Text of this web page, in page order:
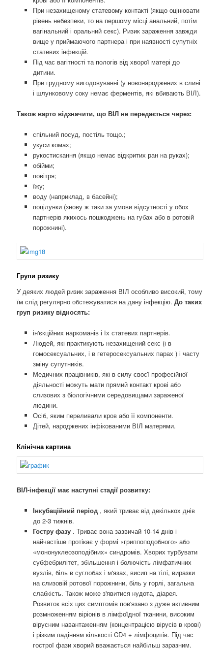
При незахищеному статевому контакті (якщо оцінювати
рівень небезпеки, то на першому місці анальний, потім
вагінальний і оральний секс). Ризик зараження завжди
вище у приймаючого партнера і при наявності супутніх
статевих інфекцій.
Під час вагітності та пологів від хворої матері до
дитини.
При грудному вигодовуванні (у новонароджених в слині
і шлунковому соку немає ферментів, які вбивають ВІЛ).
Також варто відзначити, що ВІЛ не передається через:
спільний посуд, постіль тощо.;
укуси комах;
рукостискання (якщо немає відкритих ран на руках);
обійми;
повітря;
їжу;
воду (наприклад, в басейні);
поцілунки (знову ж таки за умови відсутності у обох
партнерів якихось пошкоджень на губах або в ротовій
порожнині).
Групи ризику
У деяких людей ризик зараження ВІЛ особливо високий, тому
їм слід регулярно обстежуватися на дану інфекцію.До таких
груп ризику відносять:
ін'єкційних наркоманів і їх статевих партнерів.
Людей, які практикують незахищений секс (і в
гомосексуальних, і в гетеросексуальних парах ) і часту
зміну супутників.
Медичних працівників, які в силу своєї професійної
діяльності можуть мати прямий контакт крові або
слизових з біологічними середовищами зараженої
людини.
Осіб, яким переливали кров або її компоненти.
Дітей, народжених інфікованими ВІЛ матерями.
Клінічна картина
ВІЛ-інфекції має наступні стадії розвитку:
Інкубаційний період , який триває від декількох днів
до 2-3 тижнів.
Гостру фазу . Триває вона зазвичай 10-14 днів і
найчастіше протікає у формі «гриппоподобного» або
«мононуклеозоподібних» синдромів. Хворих турбувати
субфебрилітет, збільшення і болючість лімфатичних
вузлів, біль в суглобах і м'язах, висип на тілі, виразки
на слизовій ротової порожнини, біль у горлі, загальна
слабкість. Також може з'явитися нудота, діарея.
Розвиток всіх цих симптомів пов'язано з дуже активним
розмноженням віріонів в лімфоїдної тканини, високим
вірусним навантаженням (концентрацією вірусів в крові)
і різким падінням кількості CD4 + лімфоцитів. Під час
гострої фази хворий вважається найбільш заразним.